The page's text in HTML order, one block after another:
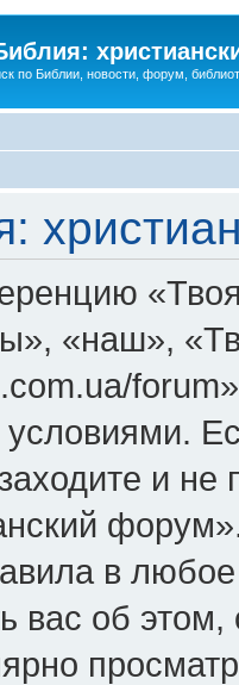
по Библии, новости, форум,
«наш»,
и
в
вас об